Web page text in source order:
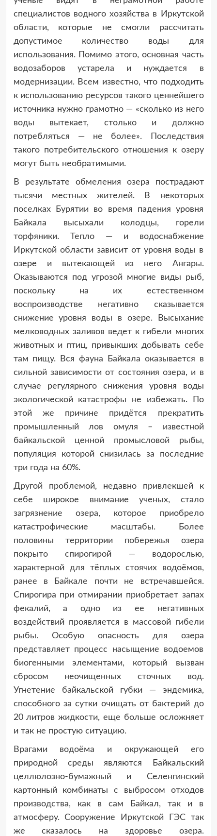
специалистов водного хозяйства в Иркутской
области, которые не смогли рассчитать
допустимое количество воды для
использования. Помимо этого, основная часть
водозаборов устарела и нуждается в
модернизации. Всем известно, что подходить
к использованию ресурсов такого ценнейшего
источника нужно грамотно — «сколько из него
воды вытекает, столько и должно
потребляться — не более». Последствия
такого потребительского отношения к озеру
могут быть необратимыми.
В результате обмеления озера пострадают
тысячи местных жителей. В некоторых
поселках Бурятии во время падения уровня
Байкала высыхали колодцы, горели
торфяники. Тепло — и водоснабжение
Иркутской области зависит от уровня воды в
озере и вытекающей из него Ангары.
Оказываются под угрозой многие виды рыб,
поскольку на их естественном
воспроизводстве негативно сказывается
снижение уровня воды в озере. Высыхание
мелководных заливов ведет к гибели многих
животных и птиц, привыкших добывать себе
там пищу. Вся фауна Байкала оказывается в
сильной зависимости от состояния озера, и в
случае регулярного снижения уровня воды
экологической катастрофы не избежать. По
этой же причине придётся прекратить
промышленный лов омуля – известной
байкальской ценной промысловой рыбы,
популяция которой снизилась за последние
три года на 60%.
Другой проблемой, недавно привлекшей к
себе широкое внимание ученых, стало
загрязнение озера, которое приобрело
катастрофические масштабы. Более
половины территории побережья озера
покрыто спирогирой — водорослью,
характерной для тёплых стоячих водоёмов,
ранее в Байкале почти не встречавшейся.
Спирогира при отмирании приобретает запах
фекалий, а одно из ее негативных
воздействий проявляется в массовой гибели
рыбы. Особую опасность для озера
представляет процесс насыщение водоемов
биогенными элементами, который вызван
сбросом неочищенных сточных вод.
Угнетение байкальской губки — эндемика,
способного за сутки очищать от бактерий до
20 литров жидкости, еще больше осложняет
и так не простую ситуацию.
Врагами водоёма и окружающей его
природной среды являются Байкальский
целлюлозно-бумажный и Селенгинский
картонный комбинаты с выбросом отходов
производства, как в сам Байкал, так и в
атмосферу. Сооружение Иркутской ГЭС так
же сказалось на здоровье озера.